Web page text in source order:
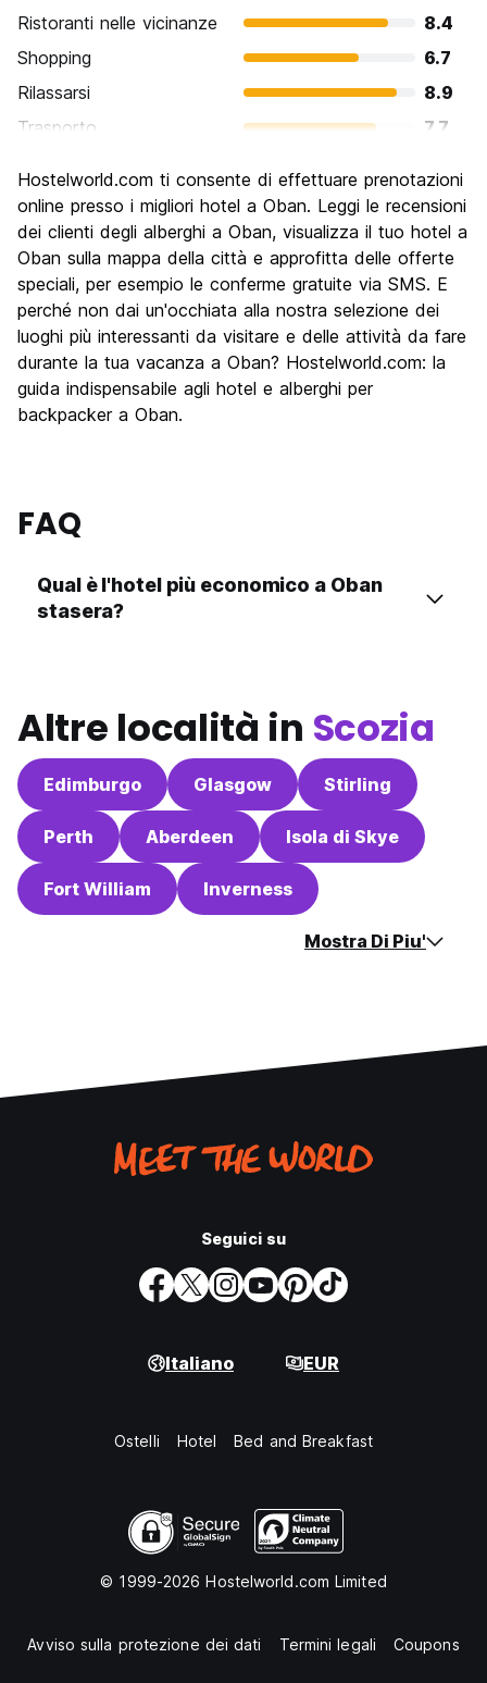
Ristoranti nelle vicinanze
8.4
Shopping
6.7
Rilassarsi
8.9
Trasporto
7.7
Luoghi di interesse culturale
7.9
Festa / Vita notturna
6.8
Qualita' Prezzo
8.2
Hostelworld.com ti consente di effettuare prenotazioni
online presso i migliori hotel a Oban. Leggi le recensioni
dei clienti degli alberghi a Oban, visualizza il tuo hotel a
Oban sulla mappa della città e approfitta delle offerte
speciali, per esempio le conferme gratuite via SMS. E
perché non dai un'occhiata alla nostra selezione dei
luoghi più interessanti da visitare e delle attività da fare
durante la tua vacanza a Oban? Hostelworld.com: la
guida indispensabile agli hotel e alberghi per
backpacker a Oban.
FAQ
Qual è l'hotel più economico a Oban
stasera?
Altre località in Scozia
Edimburgo Glasgow Stirling
Perth Aberdeen Isola di Skye
Fort William Inverness
Mostra Di Piu'
Seguici su
Italiano EUR
Ostelli Hotel Bed and Breakfast
© 1999-2026 Hostelworld.com Limited
Avviso sulla protezione dei dati Termini legali Coupons